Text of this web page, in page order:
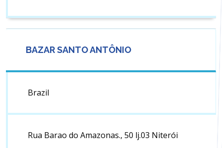
BAZAR SANTO ANTÔNIO
Brazil
Rua Barao do Amazonas., 50 lj.03 Niterói